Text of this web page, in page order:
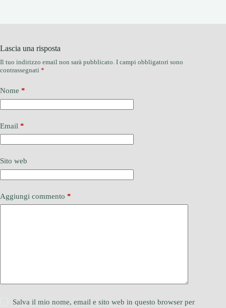
Lascia una risposta
Il tuo indirizzo email non sarà pubblicato. I campi obbligatori sono
contrassegnati *
Nome *
Email *
Sito web
Aggiungi commento *
Salva il mio nome, email e sito web in questo browser per